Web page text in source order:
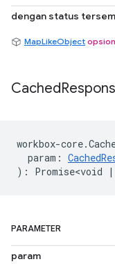
dengan status
MapLikeObject
Cached
workbox-core.
param :
) : Promise<void |
PARAMETER
param